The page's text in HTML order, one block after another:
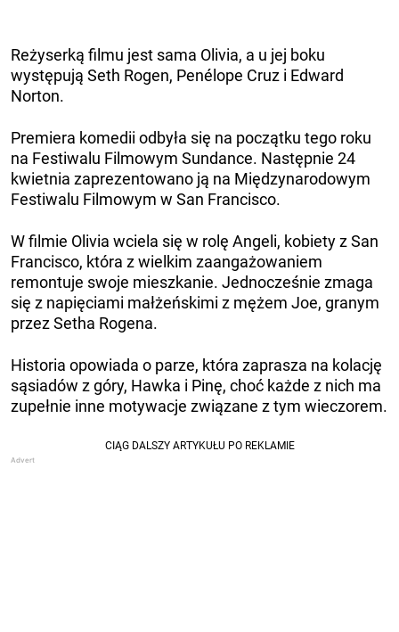
Reżyserką filmu jest sama Olivia, a u jej boku
występują Seth Rogen, Penélope Cruz i Edward
Norton.
Premiera komedii odbyła się na początku tego roku
na Festiwalu Filmowym Sundance. Następnie 24
kwietnia zaprezentowano ją na Międzynarodowym
Festiwalu Filmowym w San Francisco.
W filmie Olivia wciela się w rolę Angeli, kobiety z San
Francisco, która z wielkim zaangażowaniem
remontuje swoje mieszkanie. Jednocześnie zmaga
się z napięciami małżeńskimi z mężem Joe, granym
przez Setha Rogena.
Historia opowiada o parze, która zaprasza na kolację
sąsiadów z góry, Hawka i Pinę, choć każde z nich ma
zupełnie inne motywacje związane z tym wieczorem.